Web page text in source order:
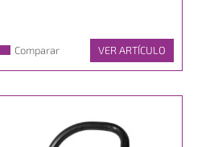
Comparar VER ARTÍCULO